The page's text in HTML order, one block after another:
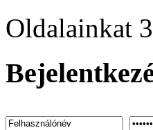
Oldalainkat